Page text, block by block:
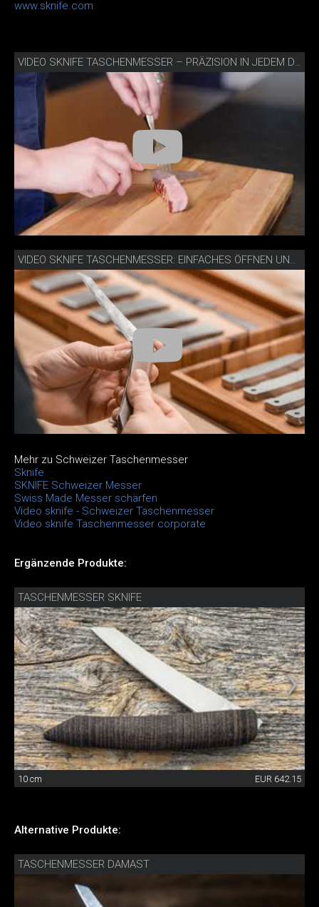
www.sknife.com
VIDEO SKNIFE TASCHENMESSER: EINFACHES ÖFFNEN UND SCHLIESSEN
Mehr zu Schweizer Taschenmesser
Sknife
SKNIFE Schweizer Messer
Swiss Made Messer schärfen
Video sknife - Schweizer Taschenmesser
Video sknife Taschenmesser corporate
Ergänzende Produkte:
TASCHENMESSER SKNIFE
10 cm EUR 642.15
Alternative Produkte:
TASCHENMESSER DAMAST